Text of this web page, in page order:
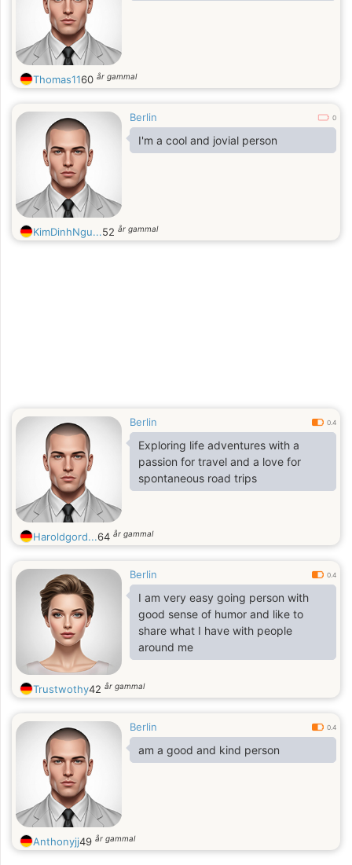
Thomas1160 år gammal
Berlin 0
I'm a cool and jovial person
KimDinhNgu...52 år gammal
Berlin 0.4
Exploring life adventures with a
passion for travel and a love for
spontaneous road trips
Haroldgord...64 år gammal
Berlin 0.4
I am very easy going person with
good sense of humor and like to
share what I have with people
around me
Trustwothy42 år gammal
Berlin 0.4
am a good and kind person
Anthonyjj49 år gammal